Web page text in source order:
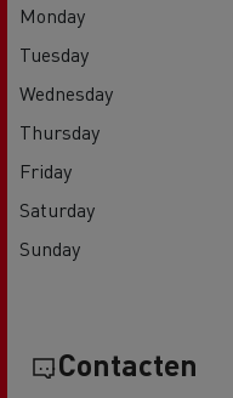
Monday
Tuesday
Wednesday
Thursday
Friday
Saturday
Sunday
Contacten